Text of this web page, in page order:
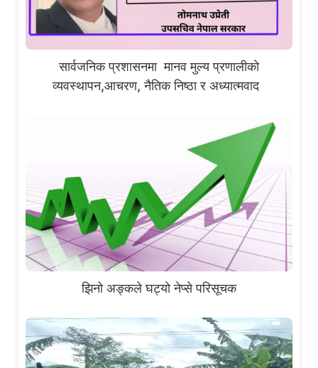
सार्वजनिक प्रशासनमा मानव मुल्य प्रणालीको
व्यवस्थापन,आचरण, नैतिक निष्ठा र अध्यात्मवाद
झिनो अङ्कले घट्यो नेप्से परिसूचक